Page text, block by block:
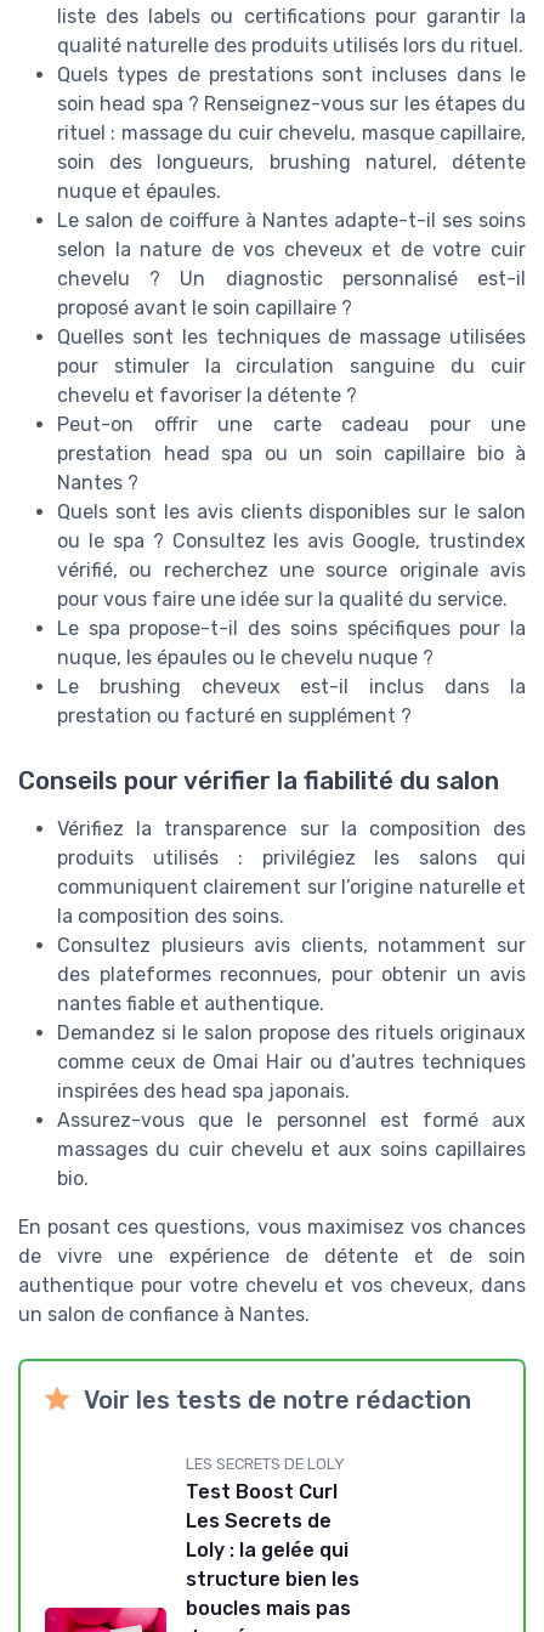
liste des labels ou certifications pour garantir la
qualité naturelle des produits utilisés lors du rituel.
Quels types de prestations sont incluses dans le
soin head spa ? Renseignez-vous sur les étapes du
rituel : massage du cuir chevelu, masque capillaire,
soin des longueurs, brushing naturel, détente
nuque et épaules.
Le salon de coiffure à Nantes adapte-t-il ses soins
selon la nature de vos cheveux et de votre cuir
chevelu ? Un diagnostic personnalisé est-il
proposé avant le soin capillaire ?
Quelles sont les techniques de massage utilisées
pour stimuler la circulation sanguine du cuir
chevelu et favoriser la détente ?
Peut-on offrir une carte cadeau pour une
prestation head spa ou un soin capillaire bio à
Nantes ?
Quels sont les avis clients disponibles sur le salon
ou le spa ? Consultez les avis Google, trustindex
vérifié, ou recherchez une source originale avis
pour vous faire une idée sur la qualité du service.
Le spa propose-t-il des soins spécifiques pour la
nuque, les épaules ou le chevelu nuque ?
Le brushing cheveux est-il inclus dans la
prestation ou facturé en supplément ?
Conseils pour vérifier la fiabilité du salon
Vérifiez la transparence sur la composition des
produits utilisés : privilégiez les salons qui
communiquent clairement sur l’origine naturelle et
la composition des soins.
Consultez plusieurs avis clients, notamment sur
des plateformes reconnues, pour obtenir un avis
nantes fiable et authentique.
Demandez si le salon propose des rituels originaux
comme ceux de Omai Hair ou d’autres techniques
inspirées des head spa japonais.
Assurez-vous que le personnel est formé aux
massages du cuir chevelu et aux soins capillaires
bio.
En posant ces questions, vous maximisez vos chances
de vivre une expérience de détente et de soin
authentique pour votre chevelu et vos cheveux, dans
un salon de confiance à Nantes.
Voir les tests de notre rédaction
LES SECRETS DE LOLY
Test Boost Curl
Les Secrets de
Loly : la gelée qui
structure bien les
boucles mais pas